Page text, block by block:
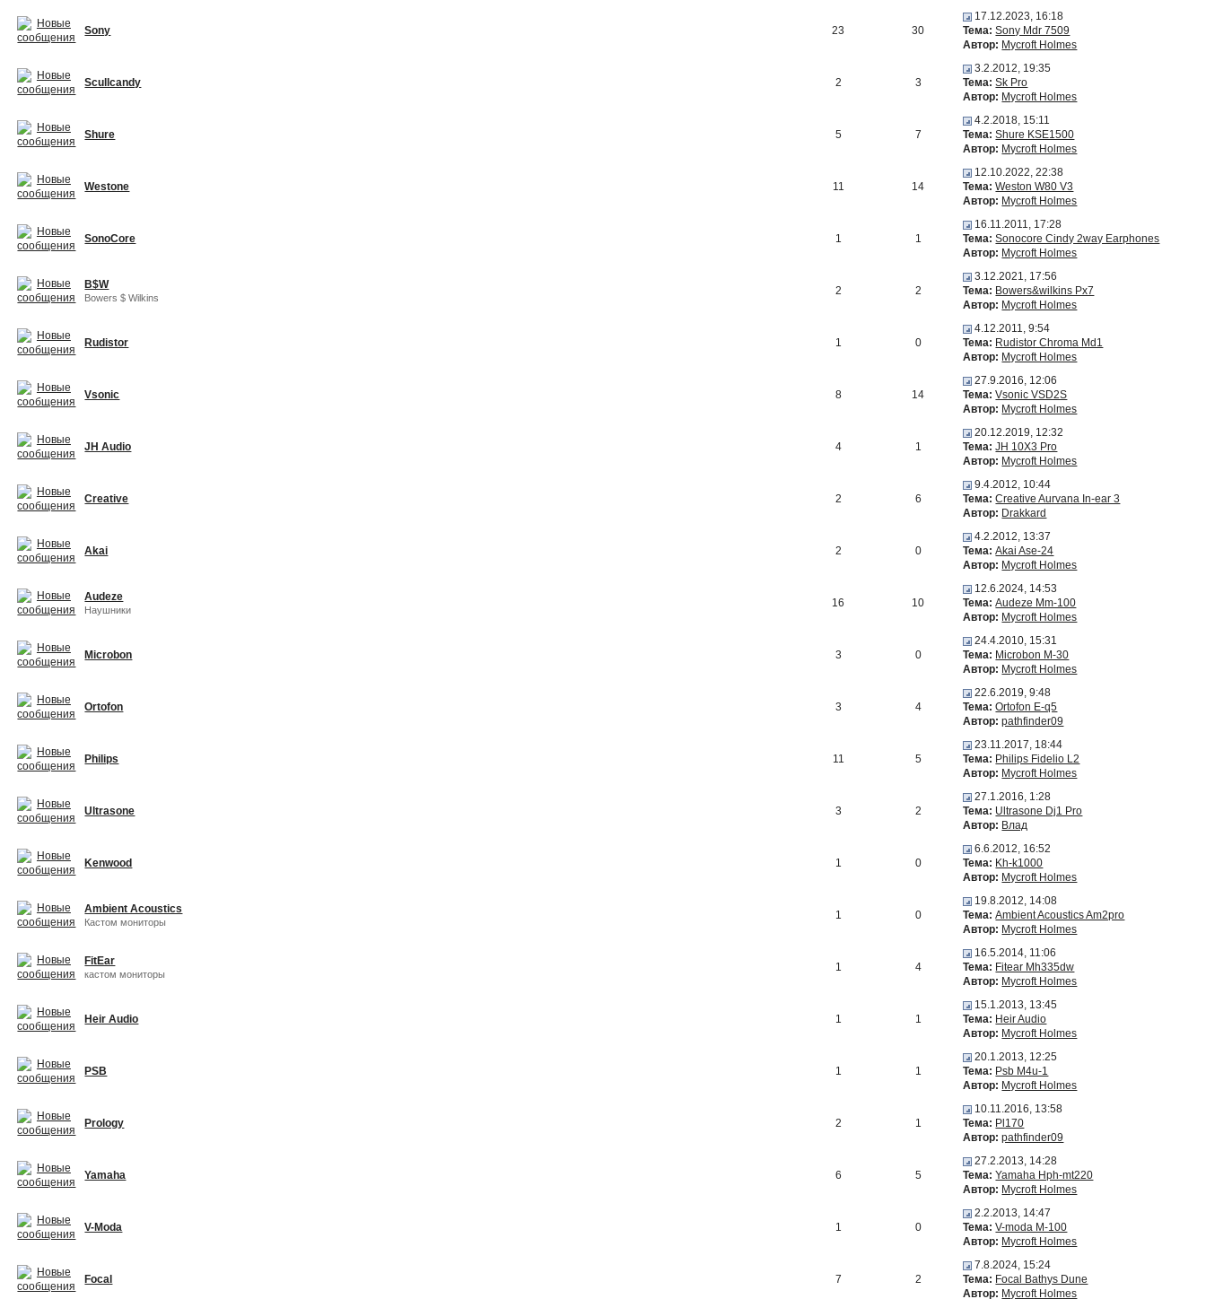
Sony 23 30
17.12.2023, 16:18
Тема: Sony Mdr 7509
Автор: Mycroft Holmes
Scullcandy 2 3
3.2.2012, 19:35
Тема: Sk Pro
Автор: Mycroft Holmes
Shure 5 7
4.2.2018, 15:11
Тема: Shure KSE1500
Автор: Mycroft Holmes
Westone 11 14
12.10.2022, 22:38
Тема: Weston W80 V3
Автор: Mycroft Holmes
SonoCore 1 1
16.11.2011, 17:28
Тема: Sonocore Cindy 2way Earphones
Автор: Mycroft Holmes
B$W
Bowers $ Wilkins
2 2
3.12.2021, 17:56
Тема: Bowers&wilkins Px7
Автор: Mycroft Holmes
Rudistor 1 0
4.12.2011, 9:54
Тема: Rudistor Chroma Md1
Автор: Mycroft Holmes
Vsonic 8 14
27.9.2016, 12:06
Тема: Vsonic VSD2S
Автор: Mycroft Holmes
JH Audio 4 1
20.12.2019, 12:32
Тема: JH 10X3 Pro
Автор: Mycroft Holmes
Creative 2 6
9.4.2012, 10:44
Тема: Creative Aurvana In-ear 3
Автор: Drakkard
Akai 2 0
4.2.2012, 13:37
Тема: Akai Ase-24
Автор: Mycroft Holmes
Audeze
Наушники
16 10
12.6.2024, 14:53
Тема: Audeze Mm-100
Автор: Mycroft Holmes
Microbon 3 0
24.4.2010, 15:31
Тема: Microbon M-30
Автор: Mycroft Holmes
Ortofon 3 4
22.6.2019, 9:48
Тема: Ortofon E-q5
Автор: pathfinder09
Philips 11 5
23.11.2017, 18:44
Тема: Philips Fidelio L2
Автор: Mycroft Holmes
Ultrasone 3 2
27.1.2016, 1:28
Тема: Ultrasone Dj1 Pro
Автор: Влад
Kenwood 1 0
6.6.2012, 16:52
Тема: Kh-k1000
Автор: Mycroft Holmes
Ambient Acoustics
Кастом мониторы
1 0
19.8.2012, 14:08
Тема: Ambient Acoustics Am2pro
Автор: Mycroft Holmes
FitEar
кастом мониторы
1 4
16.5.2014, 11:06
Тема: Fitear Mh335dw
Автор: Mycroft Holmes
Heir Audio 1 1
15.1.2013, 13:45
Тема: Heir Audio
Автор: Mycroft Holmes
PSB 1 1
20.1.2013, 12:25
Тема: Psb M4u-1
Автор: Mycroft Holmes
Prology 2 1
10.11.2016, 13:58
Тема: Pl170
Автор: pathfinder09
Yamaha 6 5
27.2.2013, 14:28
Тема: Yamaha Hph-mt220
Автор: Mycroft Holmes
V-Moda 1 0
2.2.2013, 14:47
Тема: V-moda M-100
Автор: Mycroft Holmes
Focal 7 2
7.8.2024, 15:24
Тема: Focal Bathys Dune
Автор: Mycroft Holmes